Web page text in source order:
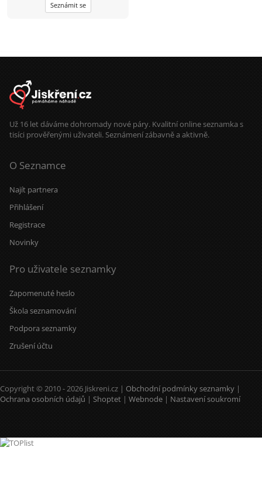
Seznámit se
Už 16 let dáváme dohromady nové páry. Kvalitní online seznamka s
tisíci prověřenými uživateli. Seznámení zábavně a aktivně.
O Seznamce
Najít partnera
Přihlášení
Registrace
Novinky
Pro uživatele seznamky
Zapomenuté heslo
Škola seznamování
Podpora seznamky
Zrušení účtu
Copyright © 2010 - 2026 Jiskreni.cz | Obchodní podmínky seznamky |
Ochrana osobních údajů | Shoptet | Webnode | Nastavení soukromí